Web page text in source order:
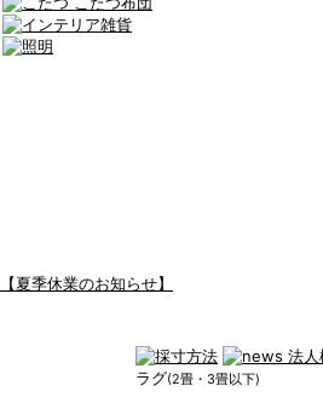
【夏季休業のお知らせ】
ラグ(2畳・3畳以下)